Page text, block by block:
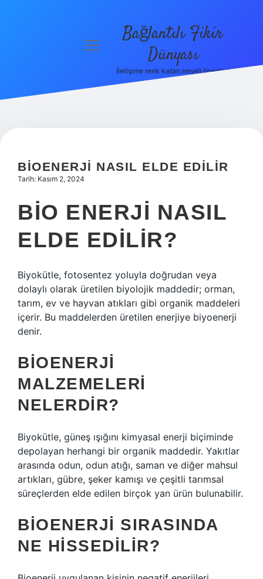
Hakkımızda
menüyü
Bağlantılı Fikir
Dünyası
İletişime renk katan neşeli öneriler!
BIOENERJI NASIL ELDE EDILIR
Tarih: Kasım 2, 2024
BIO ENERJI NASIL
ELDE EDILIR?
Biyokütle, fotosentez yoluyla doğrudan veya
dolaylı olarak üretilen biyolojik maddedir; orman,
tarım, ev ve hayvan atıkları gibi organik maddeleri
içerir. Bu maddelerden üretilen enerjiye biyoenerji
denir.
BIOENERJI
MALZEMELERI
NELERDIR?
Biyokütle, güneş ışığını kimyasal enerji biçiminde
depolayan herhangi bir organik maddedir. Yakıtlar
arasında odun, odun atığı, saman ve diğer mahsul
artıkları, gübre, şeker kamışı ve çeşitli tarımsal
süreçlerden elde edilen birçok yan ürün bulunabilir.
BIOENERJI SIRASINDA
NE HISSEDILIR?